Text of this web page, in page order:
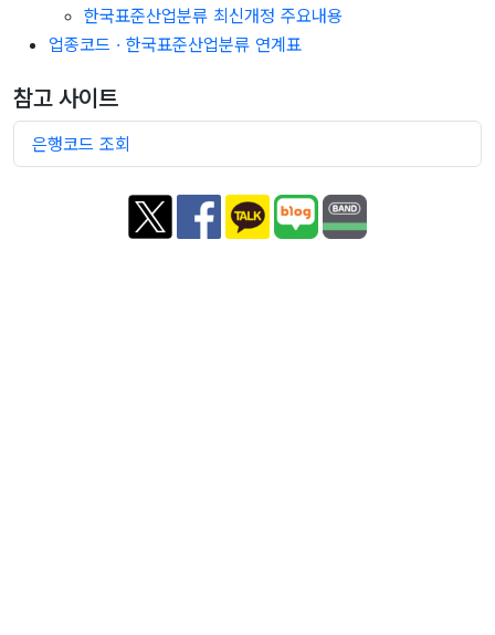
한국표준산업분류 최신개정 주요내용
업종코드 · 한국표준산업분류 연계표
참고 사이트
은행코드 조회